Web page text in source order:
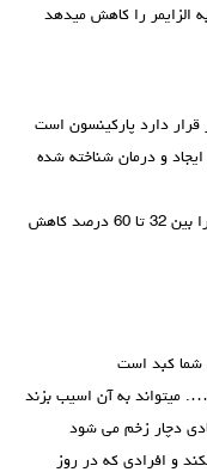
قرار دارد پارکینسون است
و درمان شناخته شده
مطالعات نشان میدهد قهوه خطر ابتلا به پارکینسون را بین 32 تا 60 درصد کاهش
شما کبد است
میتواند به آن اسیب بزند
دچار زخم می شود
و افرادی که در روز